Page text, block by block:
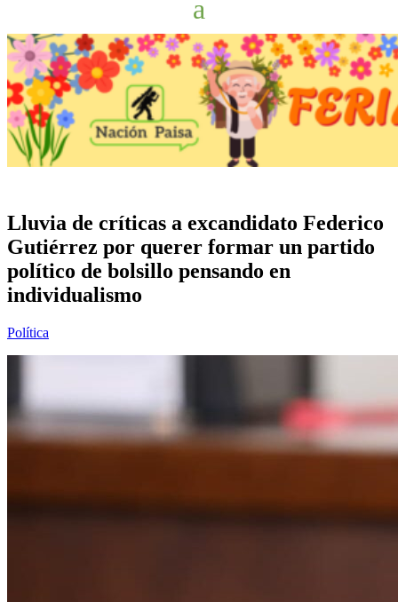
Lluvia de críticas a excandidato Federico
Gutiérrez por querer formar un partido
político de bolsillo pensando en
individualismo
Política